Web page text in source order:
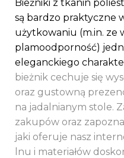
Bieżniki z tkanin
są bardzo praktyczne
użytkowaniu (m.in. ze
plamoodporność)
eleganckiego
bieżnik cechuje się
oraz gustowną
na jadalnianym stole.
zakupów oraz
jaki oferuje nasz
lnu i materiałów